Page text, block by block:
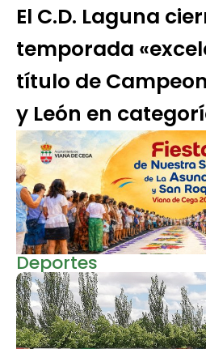
El C.D. Laguna
temporada
título de
y León en
Deportes